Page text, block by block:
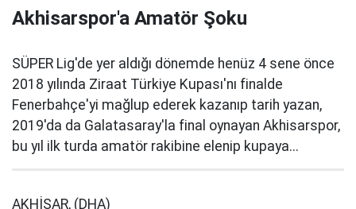
Akhisarspor'a Amatör Şoku
SÜPER Lig'de yer aldığı dönemde henüz 4 sene önce
2018 yılında Ziraat Türkiye Kupası'nı finalde
Fenerbahçe'yi mağlup ederek kazanıp tarih yazan,
2019'da da Galatasaray'la final oynayan Akhisarspor,
bu yıl ilk turda amatör rakibine elenip kupaya...
AKHİSAR, (DHA)